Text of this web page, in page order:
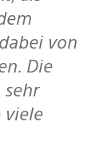
von
Die
viele